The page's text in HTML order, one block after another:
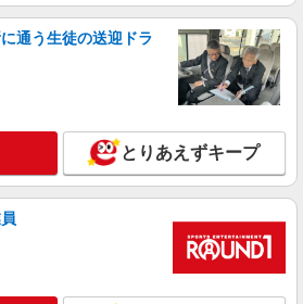
通う生徒の送迎ドラ
とりあえずキープ